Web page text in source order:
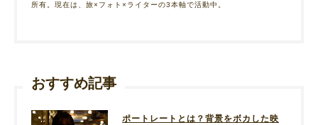
所有。現在は、旅×フォト×ライターの3本軸で活動中。
おすすめ記事
ポートレートとは？背景をボカした映